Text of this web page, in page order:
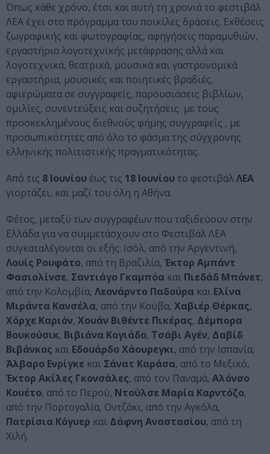
Όπως κάθε χρόνο, έτσι και αυτή τη χρονιά το φεστιβάλ
ΛΕΑ έχει στο πρόγραμμα του ποικίλες δράσεις. Εκθέσεις
ζωγραφικής και φωτογραφίας, αφηγήσεις παραμυθιών,
εργαστήρια λογοτεχνικής μετάφρασης αλλά και
λογοτεχνικά, θεατρικά, μουσικά και γαστρονομικά
εργαστήρια, μουσικές και ποιητικές βραδιές,
αφιερώματα σε συγγραφείς, παρουσιάσεις βιβλίων,
ομιλίες, συνεντεύξεις και συζητήσεις με τους
προσκεκλημένους διεθνούς φήμης συγγραφείς , με
προσωπικότητες από όλο το φάσμα της σύγχρονης
ελληνικής πολιτιστικής πραγματικότητας.
Από τις 8 Ιουνίου έως τις 18 Ιουνίου το φεστιβάλΛΕΑ
γιορτάζει, και μαζί του όλη η Αθήνα.
Φέτος, μεταξύ των συγγραφέων που ταξιδεύουν στην
Ελλάδα για να συμμετάσχουν στο Φεστιβάλ ΛΕΑ
συγκαταλέγονται οι εξής: Ισόλ, από την Αργεντινή,
Λουίς Ρουφάτο, από τη Βραζιλία, Έκτορ Αμπάντ
Φασιολίνσε, Σαντιάγο Γκαμπόα και Πιεδάδ Μπόνετ,
από την Κολομβία, Λεονάρντο Παδούρα και Ελίνα
Μιράντα Κανσέλα, από την Κούβα, Χαβιέρ Θέρκας,
Χόρχε Καριόν, Χουάν Βιθέντε Πικέρας, Δέμπορα
Βουκούσικ, Βιβιάνα Κογιάδο, Τσάβι Αγέν, Δαβίδ
Βιβάνκος και Εδουάρδο Χάουρεγκι, από την Ισπανία,
Άλβαρο Ενρίγκε και Σάνατ Καράσα, από το Μεξικό,
Έκτορ Ακίλες Γκονσάλες, από τον Παναμά, Αλόνσο
Κουέτο, από το Περού, Ντούλσε Μαρία Καρντόζο,
από την Πορτογαλία, Οντζάκι, από την Αγκόλα,
Πατρίσια Κόγυερ και Δάφνη Αναστασίου, από τη
Χιλή.